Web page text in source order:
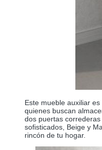
Este mueble auxiliar
quienes buscan
dos puertas
sofisticados, Beige y
rincón de tu hogar.